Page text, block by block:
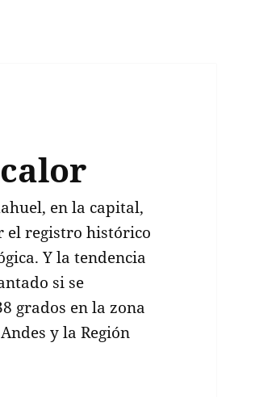
en la capital,
el registro histórico
Y la tendencia
si se
grados en la zona
y la Región